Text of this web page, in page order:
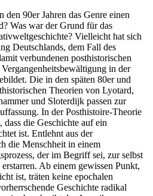
90er Jahren das Genre einen
Was war der Grund für das
Vielleicht hat sich
Deutschlands, dem Fall des
verbundenen posthistorischen
in der
Die in den späten 80er und
Theorien von Lyotard,
und Sloterdijk passen zur
In der Posthistoire-Theorie
dass die Geschichte auf ein
ist. Entlehnt aus der
die Menschheit in einem
der im Begriff sei, zur selbst
Ab einem gewissen Punkt,
ist, träten keine epochalen
Geschichte radikal